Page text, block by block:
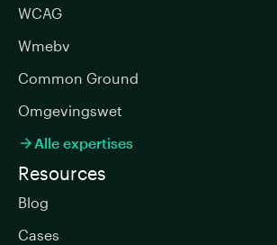
WCAG
Wmebv
Common Ground
Omgevingswet
 Alle expertises
Resources
Blog
Cases